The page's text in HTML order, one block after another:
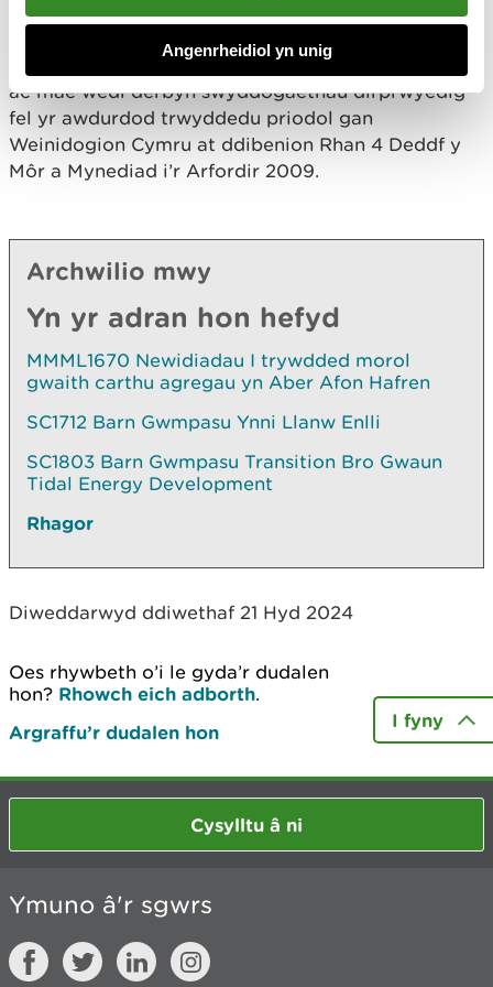
Angenrheidiol yn unig
Mae Cyfoeth Naturiol Cymru'n awdurdod priodol
dan y Rheoliadau Asesu Effeithiau Amgylcheddol
ac mae wedi derbyn swyddogaethau dirprwyedig
fel yr awdurdod trwyddedu priodol gan
Weinidogion Cymru at ddibenion Rhan 4 Deddf y
Môr a Mynediad i’r Arfordir 2009.
Archwilio mwy
Yn yr adran hon hefyd
MMML1670 Newidiadau I trywdded morol
gwaith carthu agregau yn Aber Afon Hafren
SC1712 Barn Gwmpasu Ynni Llanw Enlli
SC1803 Barn Gwmpasu Transition Bro Gwaun
Tidal Energy Development
Rhagor
Diweddarwyd ddiwethaf 21 Hyd 2024
Oes rhywbeth o’i le gyda’r dudalen
hon? Rhowch eich adborth.
Argraffu’r dudalen hon
I fyny
Cysylltu â ni
Ymuno â'r sgwrs